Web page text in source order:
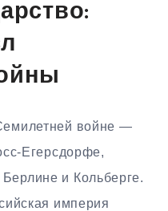
войне —
Егерсдорфе,
и Кольберге.
империя